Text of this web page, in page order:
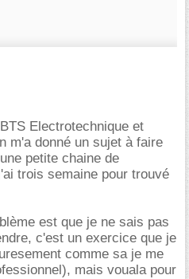
Electrotechnique et
m'a donné un sujet à faire
petite chaine de
trois semaine pour trouvé
est que je ne sais pas
c'est un exercice que je
comme sa je me
mais vouala pour